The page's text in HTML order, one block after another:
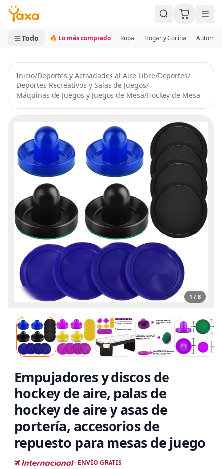
MINI CARRITO
0 productos
Todo 🔥 Lo más comprado Ropa Hogar y Cocina
Inicio/Deportes y Actividades al Aire Libre/Deportes/
Deportes Recreativos y Salas de Juegos/
Máquinas de Juegos y Juegos de Mesa/Hockey de Mesa
1 / 8
Empujadores y discos de
hockey de aire, palas de
hockey de aire y asas de
portería, accesorios de
repuesto para mesas de juego
- ENVÍO GRATIS